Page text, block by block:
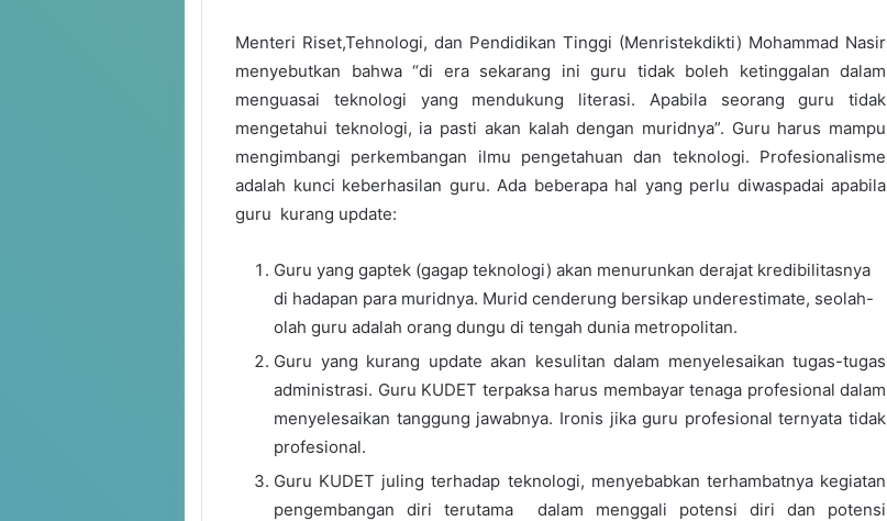
Menteri Riset,Tehnologi, dan Pendidikan Tinggi (Menristekdikti) Mohammad Nasir
menyebutkan bahwa “di era sekarang ini guru tidak boleh ketinggalan dalam
menguasai teknologi yang mendukung literasi. Apabila seorang guru tidak
mengetahui teknologi, ia pasti akan kalah dengan muridnya”. Guru harus mampu
mengimbangi perkembangan ilmu pengetahuan dan teknologi. Profesionalisme
adalah kunci keberhasilan guru. Ada beberapa hal yang perlu diwaspadai apabila
guru kurang update:
Guru yang gaptek (gagap teknologi) akan menurunkan derajat kredibilitasnya
di hadapan para muridnya. Murid cenderung bersikap underestimate, seolah-
olah guru adalah orang dungu di tengah dunia metropolitan.
Guru yang kurang update akan kesulitan dalam menyelesaikan tugas-tugas
administrasi. Guru KUDET terpaksa harus membayar tenaga profesional dalam
menyelesaikan tanggung jawabnya. Ironis jika guru profesional ternyata tidak
profesional.
Guru KUDET juling terhadap teknologi, menyebabkan terhambatnya kegiatan
pengembangan diri terutama dalam menggali potensi diri dan potensi